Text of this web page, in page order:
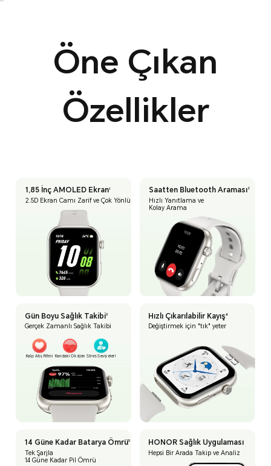
Öne Çıkan
Özellikler
1,85 İnç AMOLED Ekran1
2.5D Ekran Camı Zarif ve Çok Yönlü
Saatten Bluetooth Araması2
Hızlı Yanıtlama ve
Kolay Arama
Gün Boyu Sağlık Takibi3
Gerçek Zamanlı Sağlık Takibi
Kalp Atış Ritmi Kandaki Oksijen Stres Seviyeleri
Hızlı Çıkarılabilir Kayış4
Değiştirmek için "tık" yeter
14 Güne Kadar Batarya Ömrü5
Tek Şarjla
14 Güne Kadar Pil Ömrü
HONOR Sağlık Uygulaması
Hepsi Bir Arada Takip ve Analiz